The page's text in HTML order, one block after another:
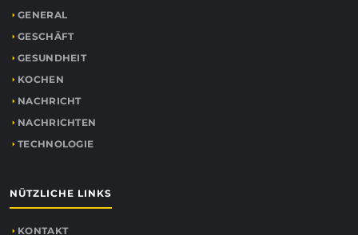
GENERAL
GESCHÄFT
GESUNDHEIT
KOCHEN
NACHRICHT
NACHRICHTEN
TECHNOLOGIE
NÜTZLICHE LINKS
KONTAKT